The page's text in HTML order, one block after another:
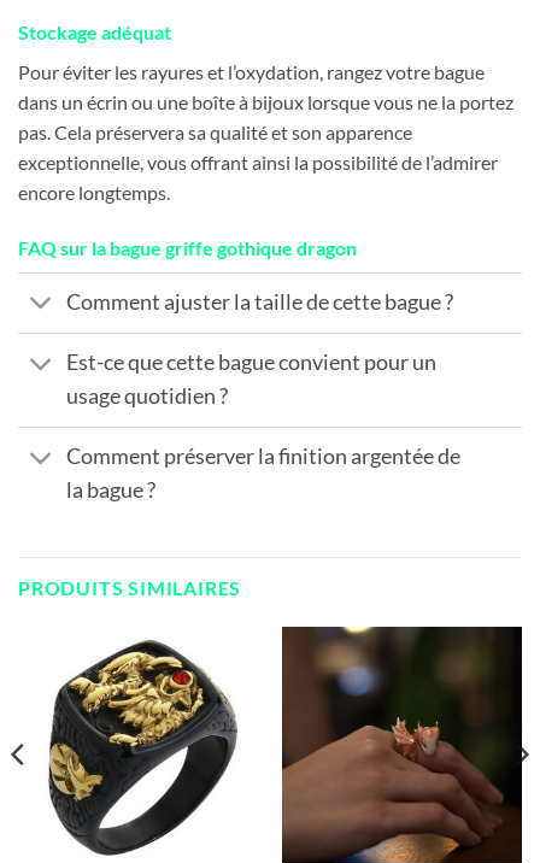
Stockage adéquat
Pour éviter les rayures et l’oxydation, rangez votre bague
dans un écrin ou une boîte à bijoux lorsque vous ne la portez
pas. Cela préservera sa qualité et son apparence
exceptionnelle, vous offrant ainsi la possibilité de l’admirer
encore longtemps.
FAQ sur la bague griffe gothique dragon
Comment ajuster la taille de cette bague ?
Est-ce que cette bague convient pour un
usage quotidien ?
Comment préserver la finition argentée de
la bague ?
PRODUITS SIMILAIRES